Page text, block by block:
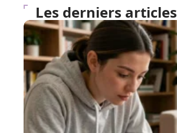
Les derniers articles